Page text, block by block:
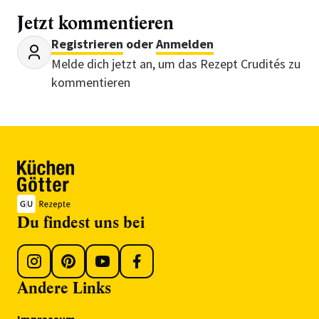
Jetzt kommentieren
Registrieren oderAnmelden
Melde dich jetzt an, um das Rezept Crudités zu
kommentieren
Du findest uns bei
Andere Links